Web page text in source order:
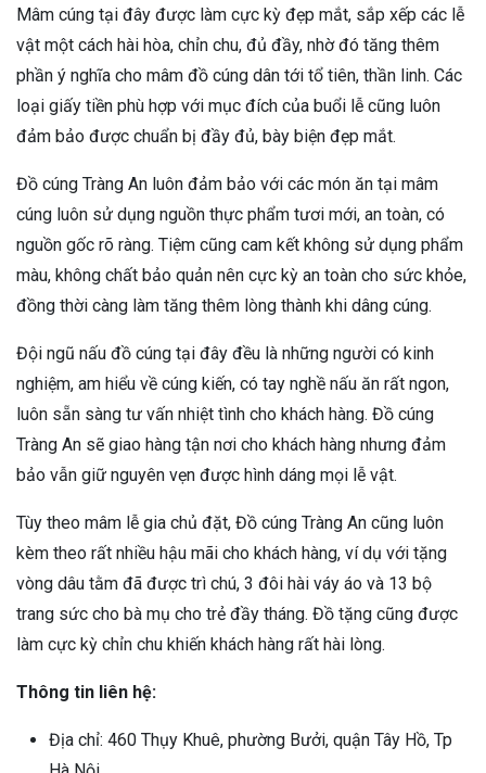
Mâm cúng tại đây được làm cực kỳ đẹp mắt, sắp xếp các lễ
vật một cách hài hòa, chỉn chu, đủ đầy, nhờ đó tăng thêm
phần ý nghĩa cho mâm đồ cúng dân tới tổ tiên, thần linh. Các
loại giấy tiền phù hợp với mục đích của buổi lễ cũng luôn
đảm bảo được chuẩn bị đầy đủ, bày biện đẹp mắt.
Đồ cúng Tràng An luôn đảm bảo với các món ăn tại mâm
cúng luôn sử dụng nguồn thực phẩm tươi mới, an toàn, có
nguồn gốc rõ ràng. Tiệm cũng cam kết không sử dụng phẩm
màu, không chất bảo quản nên cực kỳ an toàn cho sức khỏe,
đồng thời càng làm tăng thêm lòng thành khi dâng cúng.
Đội ngũ nấu đồ cúng tại đây đều là những người có kinh
nghiệm, am hiểu về cúng kiến, có tay nghề nấu ăn rất ngon,
luôn sẵn sàng tư vấn nhiệt tình cho khách hàng. Đồ cúng
Tràng An sẽ giao hàng tận nơi cho khách hàng nhưng đảm
bảo vẫn giữ nguyên vẹn được hình dáng mọi lễ vật.
Tùy theo mâm lễ gia chủ đặt, Đồ cúng Tràng An cũng luôn
kèm theo rất nhiều hậu mãi cho khách hàng, ví dụ với tặng
vòng dâu tằm đã được trì chú, 3 đôi hài váy áo và 13 bộ
trang sức cho bà mụ cho trẻ đầy tháng. Đồ tặng cũng được
làm cực kỳ chỉn chu khiến khách hàng rất hài lòng.
Thông tin liên hệ:
Địa chỉ: 460 Thụy Khuê, phường Bưởi, quận Tây Hồ, Tp